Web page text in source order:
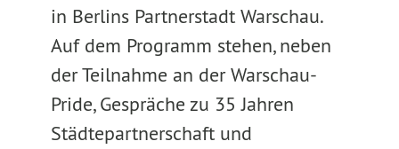
in Berlins Partnerstadt Warschau.
Auf dem Programm stehen, neben
der Teilnahme an der Warschau-
Pride, Gespräche zu 35 Jahren
Städtepartnerschaft und